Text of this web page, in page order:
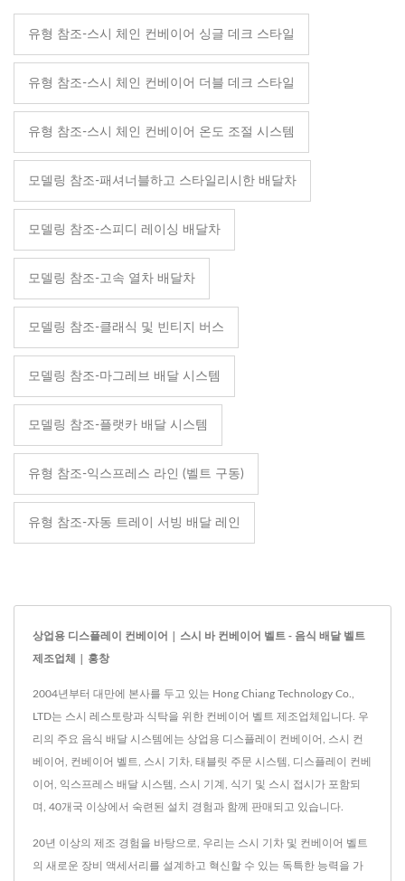
유형 참조-스시 체인 컨베이어 싱글 데크 스타일
유형 참조-스시 체인 컨베이어 더블 데크 스타일
유형 참조-스시 체인 컨베이어 온도 조절 시스템
모델링 참조-패셔너블하고 스타일리시한 배달차
모델링 참조-스피디 레이싱 배달차
모델링 참조-고속 열차 배달차
모델링 참조-클래식 및 빈티지 버스
모델링 참조-마그레브 배달 시스템
모델링 참조-플랫카 배달 시스템
유형 참조-익스프레스 라인 (벨트 구동)
유형 참조-자동 트레이 서빙 배달 레인
상업용 디스플레이 컨베이어 | 스시 바 컨베이어 벨트 - 음식 배달 벨트
제조업체 | 홍창
2004년부터 대만에 본사를 두고 있는 Hong Chiang Technology Co.,
LTD는 스시 레스토랑과 식탁을 위한 컨베이어 벨트 제조업체입니다. 우
리의 주요 음식 배달 시스템에는 상업용 디스플레이 컨베이어, 스시 컨
베이어, 컨베이어 벨트, 스시 기차, 태블릿 주문 시스템, 디스플레이 컨베
이어, 익스프레스 배달 시스템, 스시 기계, 식기 및 스시 접시가 포함되
며, 40개국 이상에서 숙련된 설치 경험과 함께 판매되고 있습니다.
20년 이상의 제조 경험을 바탕으로, 우리는 스시 기차 및 컨베이어 벨트
의 새로운 장비 액세서리를 설계하고 혁신할 수 있는 독특한 능력을 가